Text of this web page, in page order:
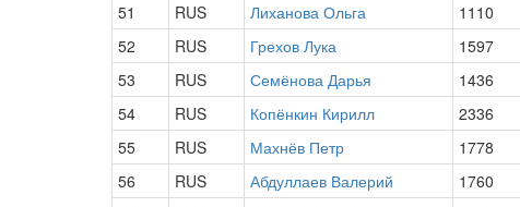
51
RUS Лиханова Ольга 1110
52
RUS Грехов Лука 1597
53
RUS Семёнова Дарья 1436
54
RUS Копёнкин Кирилл 2336
55
RUS Махнёв Петр 1778
56
RUS Абдуллаев Валерий 1760